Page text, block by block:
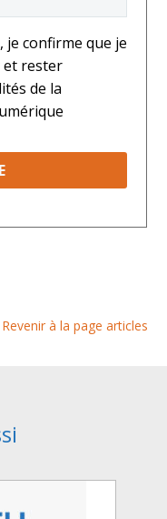
confirme que je
et rester
de la
Revenir à la page articles